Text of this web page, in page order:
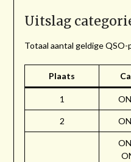
Uitslag
Totaal aantal geldige
Plaats
1
2